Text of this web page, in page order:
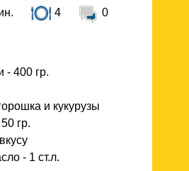
4 0
- 400 гр.
и кукурузы
гр.
- 1 ст.л.